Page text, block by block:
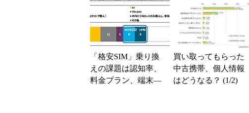
「格安SIM」乗り換
えの課題は認知率、
料金プラン、端末―
買い取ってもらった
中古携帯、個人情報
はどうなる？ (1/2)